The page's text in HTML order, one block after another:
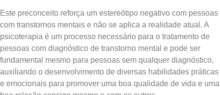
Este preconceito reforça um estereótipo negativo com pessoas
com transtornos mentais e não se aplica a realidade atual. A
psicoterapia é um processo necessário para o tratamento de
pessoas com diagnóstico de transtorno mental e pode ser
fundamental mesmo para pessoas sem qualquer diagnóstico,
auxiliando o desenvolvimento de diversas habilidades práticas
e emocionais para promover uma boa qualidade de vida e uma